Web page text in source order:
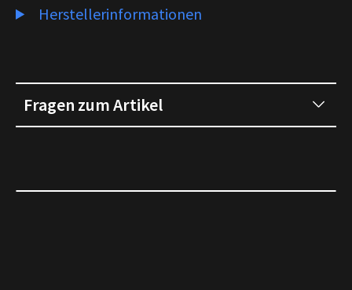
Herstellerinformationen
Fragen zum Artikel